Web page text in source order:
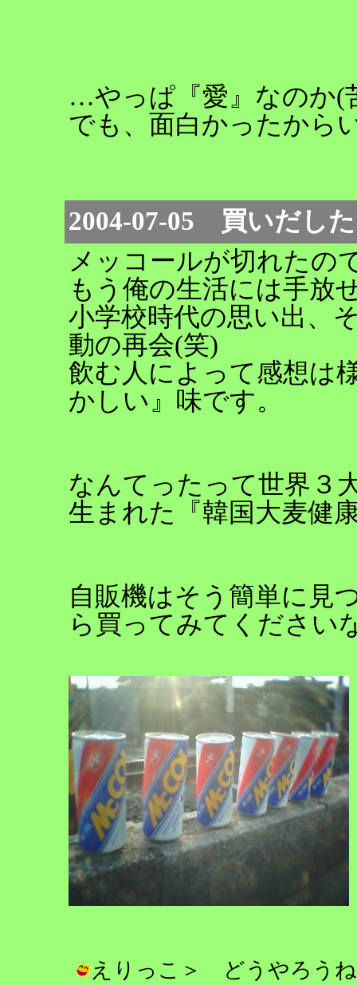
…やっぱ『愛』なのか(
でも、面白かったから
2004-07-05 買いだし
メッコールが切れたの
もう俺の生活には手放
小学校時代の思い出、
動の再会(笑)
飲む人によって感想は
かしい』味です。
なんてったって世界３
生まれた『韓国大麦健
自販機はそう簡単に見
ら買ってみてください
えりっこ＞ どうやろう